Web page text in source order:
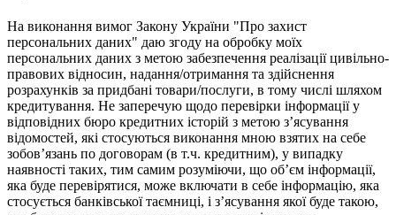
На виконання вимог Закону України "Про захист
персональних даних" даю згоду на обробку моїх
персональних даних з метою забезпечення реалізації цивільно-
правових відносин, надання/отримання та здійснення
розрахунків за придбані товари/послуги, в тому числі шляхом
кредитування. Не заперечую щодо перевірки інформації у
відповідних бюро кредитних історій з метою з’ясування
відомостей, які стосуються виконання мною взятих на себе
зобов’язань по договорам (в т.ч. кредитним), у випадку
наявності таких, тим самим розуміючи, що об’єм інформації,
яка буде перевірятися, може включати в себе інформацію, яка
стосується банківської таємниці, і з’ясування якої буде такою,